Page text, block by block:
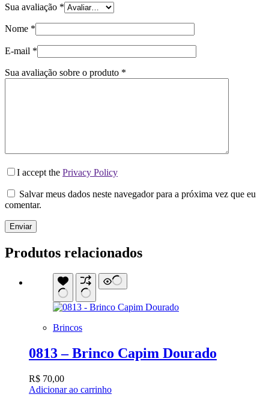
Sua avaliação *
Nome *
E-mail *
Sua avaliação sobre o produto *
I accept the Privacy Policy
Salvar meus dados neste navegador para a próxima vez que eu
comentar.
Enviar
Produtos relacionados
Brincos
0813 – Brinco Capim Dourado
R$ 70,00
Adicionar ao carrinho